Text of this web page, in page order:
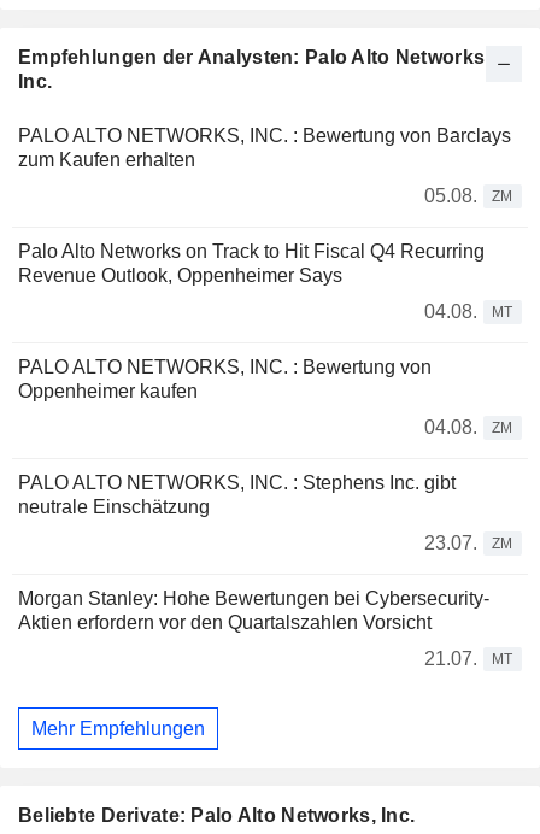
Empfehlungen der Analysten: Palo Alto Networks,
Inc.
PALO ALTO NETWORKS, INC. : Bewertung von Barclays
zum Kaufen erhalten
05.08.
ZM
Palo Alto Networks on Track to Hit Fiscal Q4 Recurring
Revenue Outlook, Oppenheimer Says
04.08.
MT
PALO ALTO NETWORKS, INC. : Bewertung von
Oppenheimer kaufen
04.08.
ZM
PALO ALTO NETWORKS, INC. : Stephens Inc. gibt
neutrale Einschätzung
23.07.
ZM
Morgan Stanley: Hohe Bewertungen bei Cybersecurity-
Aktien erfordern vor den Quartalszahlen Vorsicht
21.07.
MT
Mehr Empfehlungen
Beliebte Derivate: Palo Alto Networks, Inc.